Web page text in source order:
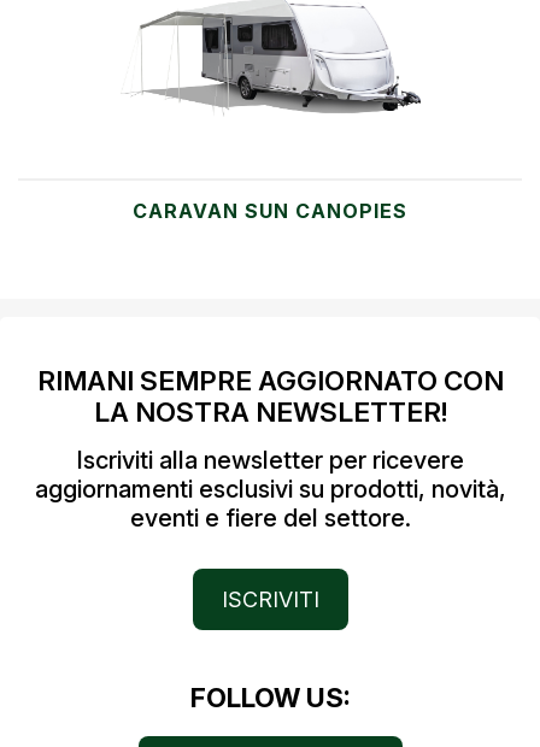
CARAVAN SUN CANOPIES
RIMANI SEMPRE AGGIORNATO CON
LA NOSTRA NEWSLETTER!
Iscriviti alla newsletter per ricevere
aggiornamenti esclusivi su prodotti, novità,
eventi e fiere del settore.
ISCRIVITI
FOLLOW US: